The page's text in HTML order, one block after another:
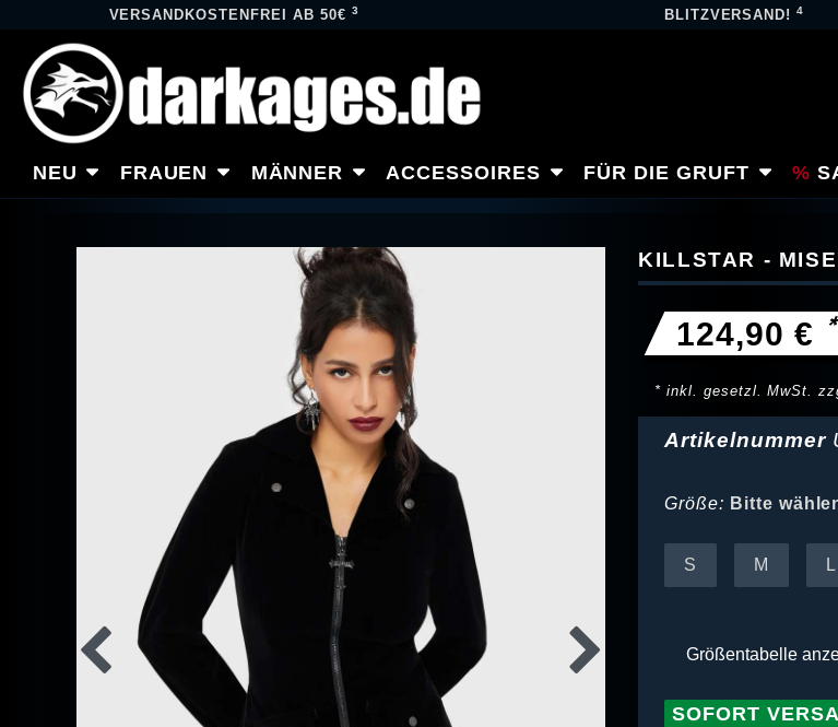
VERSANDKOSTENFREI AB 50€ 3 BLITZVERSAND!4
NEU FRAUEN MÄNNER ACCESSOIRES FÜR DIE GRUFT
KILLSTAR -
124,90 €
* inkl. gesetzl. MwSt.
Artikelnummer
Größe: Bitte
S M L
Größentabelle
SOFORT